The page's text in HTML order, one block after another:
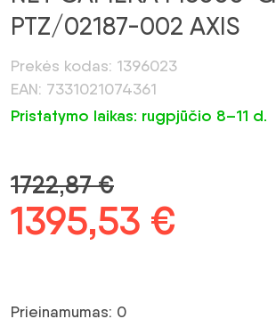
PTZ/02187-002 AXIS
Prekės kodas: 1396023
EAN: 7331021074361
Pristatymo laikas: rugpjūčio 8–11 d.
1722,87€
Pradinė
buvo:
1395,53 €
Prieinamumas: 0